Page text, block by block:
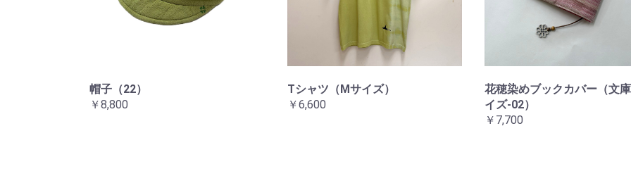
帽子（22）
￥8,800
Tシャツ（Mサイズ）
￥6,600
花穂染めブックカバー（文
イズ-02）
￥7,700